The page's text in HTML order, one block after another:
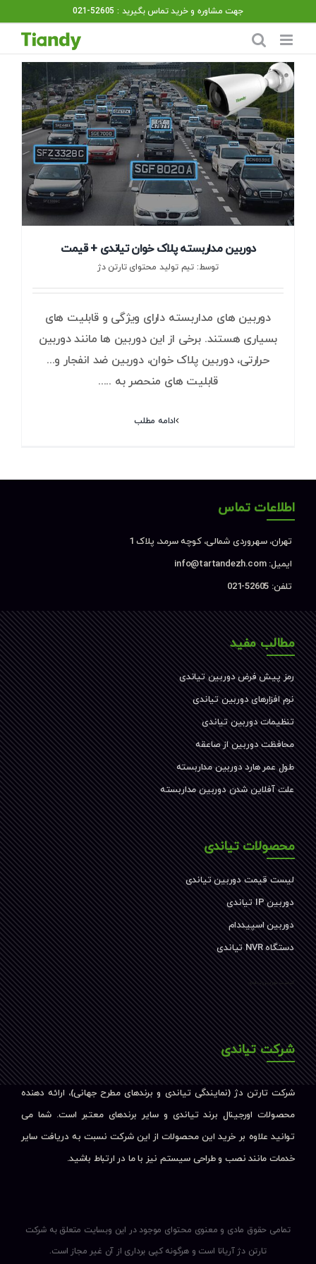
content
جهت مشاوره و خرید تماس بگیرید : 52605-021
دوربین مداربسته پلاک خوان تیاندی + قیمت
توسط: تیم تولید محتوای تارتن دژ
دوربین های مداربسته دارای ویژگی و قابلیت های
بسیاری هستند. برخی از این دوربین ها مانند دوربین
حرارتی، دوربین پلاک خوان، دوربین ضد انفجار و...
قابلیت های منحصر به .....
ادامه مطلب
اطلاعات تماس
تهران، سهروردی شمالی، کوچه سرمد، پلاک 1
ایمیل: info@tartandezh.com
تلفن: 52605-021
مطالب مفید
رمز پیش فرض دوربین تیاندی
نرم افزارهای دوربین تیاندی
تنظیمات دوربین تیاندی
محافظت دوربین از صاعقه
طول عمر هارد دوربین مداربسته
علت آفلاین شدن دوربین مداربسته
محصولات تیاندی
لیست قیمت دوربین تیاندی
دوربین IP تیاندی
دوربین اسپیددام
دستگاه NVR تیاندی
کیفیت دوربین تیاندی
شرکت تیاندی
شرکت تارتن دژ (نمایندگی تیاندی و برندهای مطرح جهانی)، ارائه دهنده
محصولات اورجینال برند تیاندی و سایر برندهای معتبر است. شما می
توانید علاوه بر خرید این محصولات از این شرکت نسبت به دریافت سایر
خدمات مانند نصب و طراحی سیستم نیز با ما در ارتباط باشید.
تمامی حقوق مادی و معنوی محتوای موجود در این وبسایت متعلق به شرکت
تارتن دژ آریانا است و هرگونه کپی برداری از آن غیر مجاز است.